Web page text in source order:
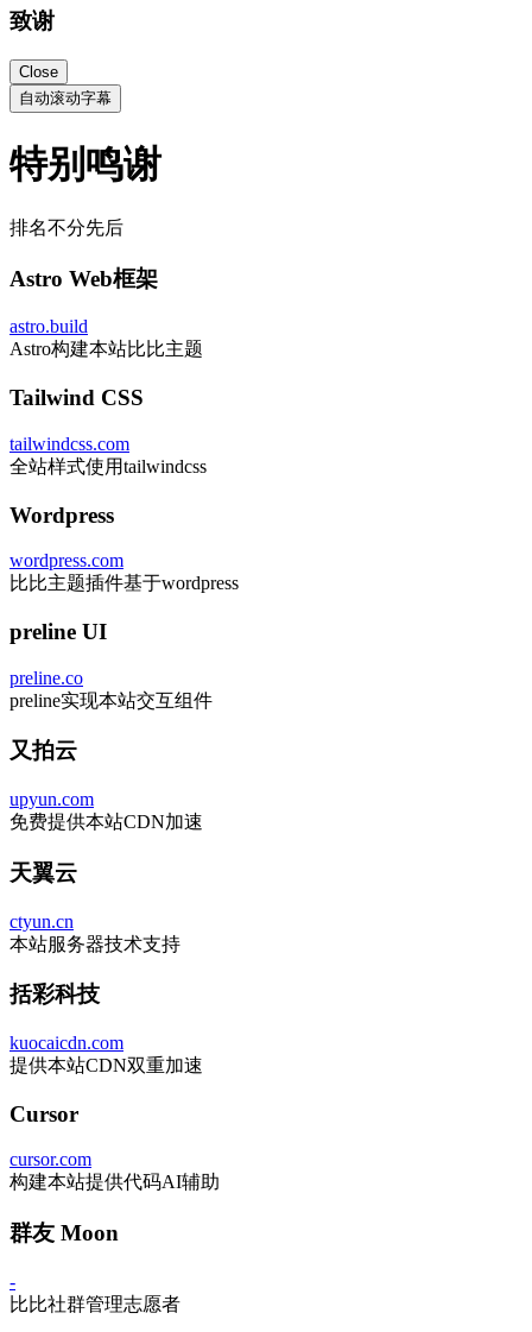
致谢
Close
自动滚动字幕
特别鸣谢
排名不分先后
Astro Web框架
astro.build
Astro构建本站比比主题
Tailwind CSS
tailwindcss.com
全站样式使用tailwindcss
Wordpress
wordpress.com
比比主题插件基于wordpress
preline UI
preline.co
preline实现本站交互组件
又拍云
upyun.com
免费提供本站CDN加速
天翼云
ctyun.cn
本站服务器技术支持
括彩科技
kuocaicdn.com
提供本站CDN双重加速
Cursor
cursor.com
构建本站提供代码AI辅助
群友 Moon
-
比比社群管理志愿者